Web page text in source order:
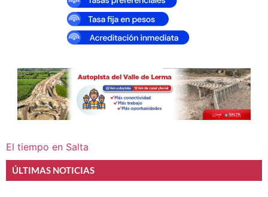
El tiempo en Salta
ÚLTIMAS NOTICIAS